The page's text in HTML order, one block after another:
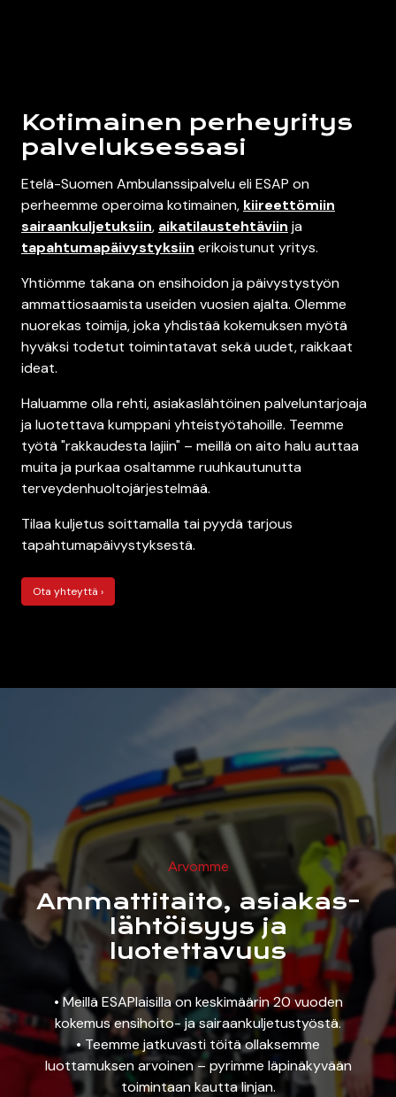
Kotimainen perheyritys
palveluksessasi
Etelä-Suomen Ambulanssipalvelu eli ESAP on
perheemme operoima kotimainen, kiireettömiin
sairaankuljetuksiin, aikatilaustehtäviin ja
tapahtumapäivystyksiin erikoistunut yritys.
Yhtiömme takana on ensihoidon ja päivystystyön
ammattiosaamista useiden vuosien ajalta. Olemme
nuorekas toimija, joka yhdistää kokemuksen myötä
hyväksi todetut toimintatavat sekä uudet, raikkaat
ideat.
Haluamme olla rehti, asiakaslähtöinen palveluntarjoaja
ja luotettava kumppani yhteistyötahoille. Teemme
työtä "rakkaudesta lajiin" – meillä on aito halu auttaa
muita ja purkaa osaltamme ruuhkautunutta
terveydenhuoltojärjestelmää.
Tilaa kuljetus soittamalla tai pyydä tarjous
tapahtumapäivystyksestä.
Ota yhteyttä ›
Arvomme
Ammattitaito, asiakas­
lähtöisyys ja
luotettavuus
• Meillä ESAPlaisilla on keskimäärin 20 vuoden
kokemus ensihoito- ja sairaankuljetustyöstä.
• Teemme jatkuvasti töitä ollaksemme
luottamuksen arvoinen – pyrimme läpinäkyvään
toimintaan kautta linjan.